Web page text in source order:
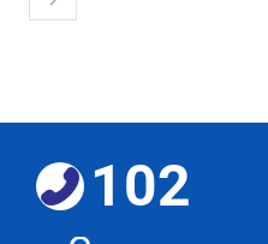
102